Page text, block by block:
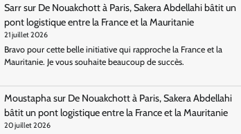
Sarrsur De Nouakchott à Paris, Sakera Abdellahi bâtit un
pont logistique entre la France et la Mauritanie
21 juillet 2026
Bravo pour cette belle initiative qui rapproche la France et la
Mauritanie. Je vous souhaite beaucoup de succès.
Moustaphasur De Nouakchott à Paris, Sakera Abdellahi
bâtit un pont logistique entre la France et la Mauritanie
20 juillet 2026